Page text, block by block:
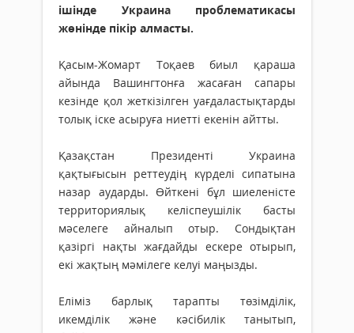
ішінде Украина проблематикасы
жөнінде пікір алмасты.
Қасым-Жомарт Тоқаев биыл қараша
айында Вашингтонға жасаған сапары
кезінде қол жеткізілген уағдаластықтарды
толық іске асыруға ниетті екенін айтты.
Қазақстан Президенті Украина
қақтығысын реттеудің күрделі сипатына
назар аударды. Өйткені бұл шиеленісте
территориялық келіспеушілік басты
мәселеге айналып отыр. Сондықтан
қазіргі нақты жағдайды ескере отырып,
екі жақтың мәмілеге келуі маңызды.
Еліміз барлық тарапты төзімділік,
икемділік және кәсібилік танытып,